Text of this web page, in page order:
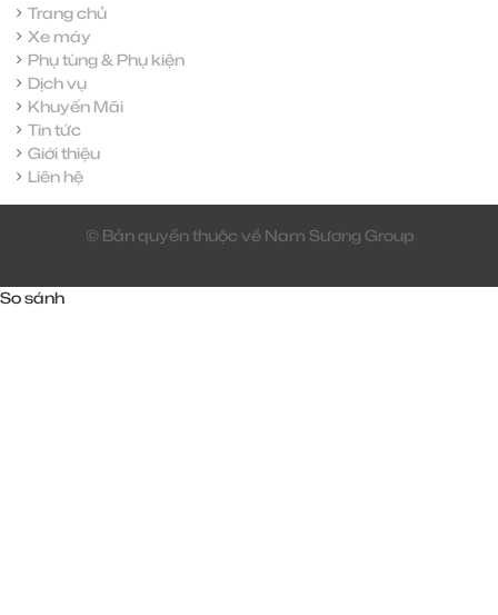
Trang chủ
Xe máy
Phụ tùng & Phụ kiện
Dịch vụ
Khuyến Mãi
Tin tức
Giới thiệu
Liên hệ
© Bản quyền thuộc về Nam Sương Group
So sánh